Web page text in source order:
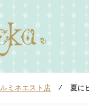
ルミネエスト店 ⁄ 夏に